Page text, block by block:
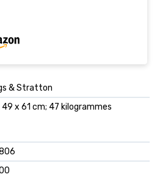
& Stratton
x 61 cm; 47 kilogrammes